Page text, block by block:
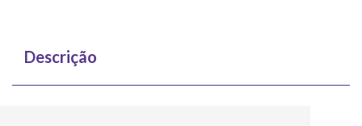
Descrição